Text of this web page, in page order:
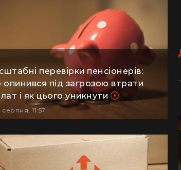
перевірки пенсіонерів:
опинився під загрозою втрати
і як цього уникнути
серпня, 11:57